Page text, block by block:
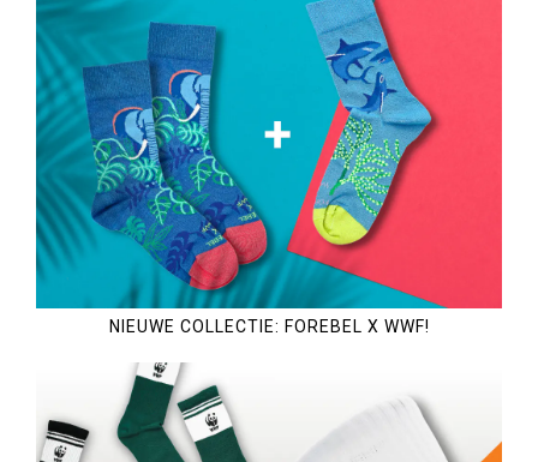
NIEUWE COLLECTIE: FOREBEL X WWF!